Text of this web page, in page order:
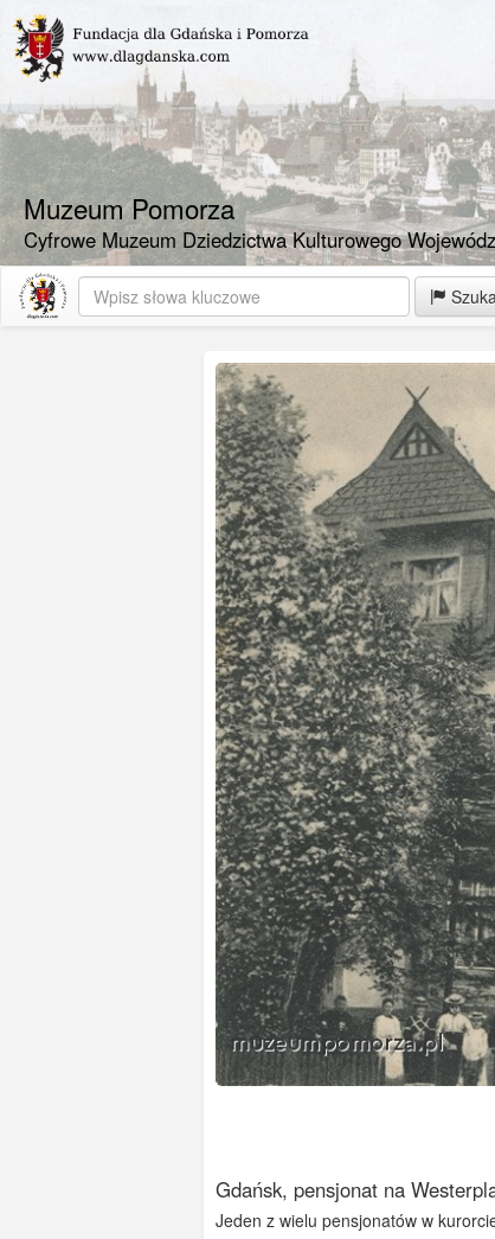
Muzeum Pomorza
Cyfrowe Muzeum Dziedzictwa Kulturowego
Gdańsk, pensjonat na
Jeden z wielu pensjonatów w